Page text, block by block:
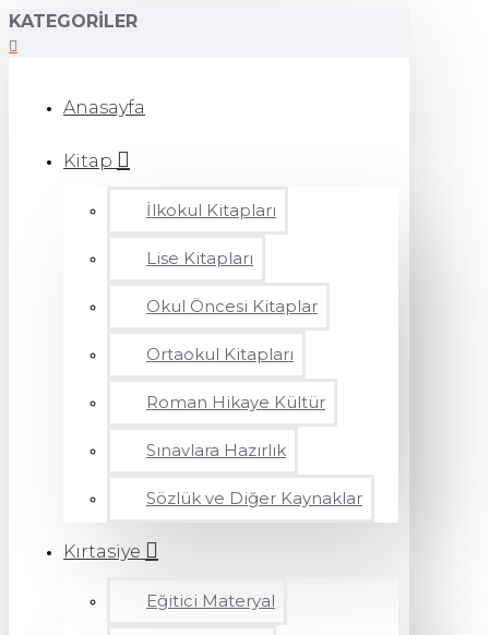
KATEGORILER
Anasayfa
Kitap
İlkokul Kitapları
Lise Kitapları
Okul Öncesi Kitaplar
Ortaokul Kitapları
Roman Hikaye Kültür
Sınavlara Hazırlık
Sözlük ve Diğer Kaynaklar
Kırtasiye
Eğitici Materyal